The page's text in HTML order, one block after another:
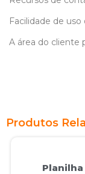
Facilidade de
A área do cliente
Produtos